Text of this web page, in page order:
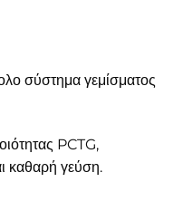
σύστημα γεμίσματος
PCTG,
καθαρή γεύση.